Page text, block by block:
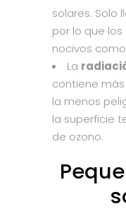
solares. Solo
por lo que
nocivos
La
contiene
la menos
la superficie
de ozono.